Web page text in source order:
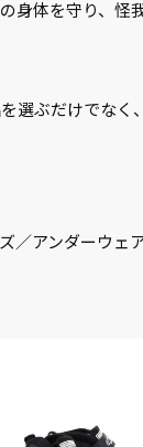
体を守り、怪
選ぶだけでなく
／アンダーウェ